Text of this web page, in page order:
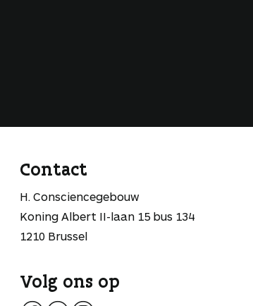
Contact
H. Consciencegebouw
Koning Albert II-laan 15 bus 134
1210 Brussel
Volg ons op